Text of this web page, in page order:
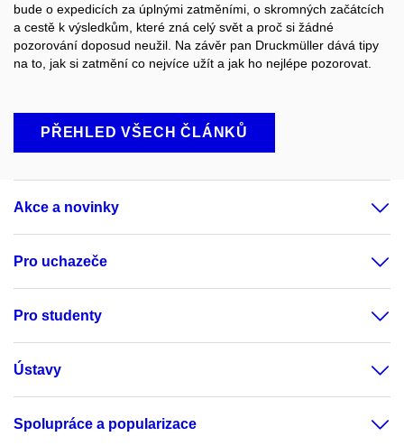
bude o expedicích za úplnými zatměními, o skromných začátcích
a cestě k výsledkům, které zná celý svět a proč si žádné
pozorování doposud neužil. Na závěr pan Druckmüller dává tipy
na to, jak si zatmění co nejvíce užít a jak ho nejlépe pozorovat.
PŘEHLED VŠECH ČLÁNKŮ
Akce a novinky
Pro uchazeče
Pro studenty
Ústavy
Spolupráce a popularizace